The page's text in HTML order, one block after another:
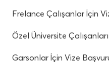
Frelance Çalışanlar İçin
Özel Üniversite
Garsonlar İçin Vize